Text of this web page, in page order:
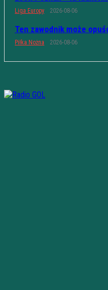
Liga Europy 2026-08-06
Ten zawodnik może
Piłka Nożna 2026-08-06